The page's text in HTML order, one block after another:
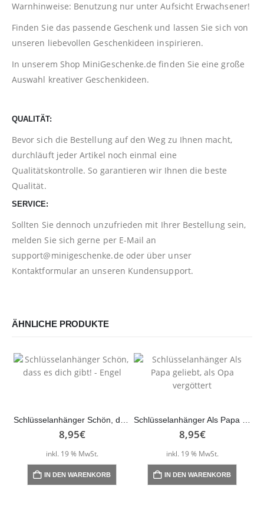
Warnhinweise: Benutzung nur unter Aufsicht Erwachsener!
Finden Sie das passende Geschenk und lassen Sie sich von
unseren liebevollen Geschenkideen inspirieren.
In unserem Shop MiniGeschenke.de finden Sie eine große
Auswahl kreativer Geschenkideen.
QUALITÄT:
Bevor sich die Bestellung auf den Weg zu Ihnen macht,
durchläuft jeder Artikel noch einmal eine
Qualitätskontrolle. So garantieren wir Ihnen die beste
Qualität.
SERVICE:
Sollten Sie dennoch unzufrieden mit Ihrer Bestellung sein,
melden Sie sich gerne per E-Mail an
support@minigeschenke.de oder über unser
Kontaktformular an unseren Kundensupport.
ÄHNLICHE PRODUKTE
Schlüsselanhänger Schön, dass es dich gibt! – Engel
8,95€
inkl. 19 % MwSt.
IN DEN WARENKORB
Schlüsselanhänger Als Papa geliebt, als Opa vergöttert
8,95€
inkl. 19 % MwSt.
IN DEN WARENKORB